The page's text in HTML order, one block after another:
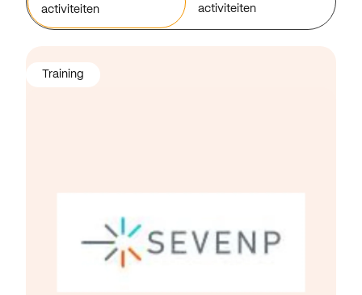
activiteiten
activiteiten
Training